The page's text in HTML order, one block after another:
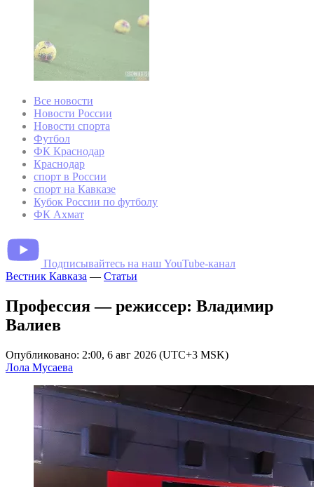
Все новости
Новости России
Новости спорта
Футбол
ФК Краснодар
Краснодар
спорт в России
спорт на Кавказе
Кубок России по футболу
ФК Ахмат
Подписывайтесь на наш YouTube-канал
Вестник Кавказа — Статьи
Профессия — режиссер: Владимир
Валиев
Опубликовано: 2:00, 6 авг 2026 (UTC+3 MSK)
Лола Мусаева